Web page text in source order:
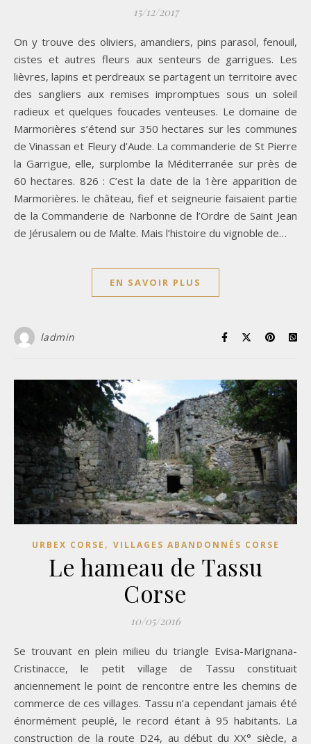
15/12/2017
On y trouve des oliviers, amandiers, pins parasol, fenouil,
cistes et autres fleurs aux senteurs de garrigues. Les
lièvres, lapins et perdreaux se partagent un territoire avec
des sangliers aux remises impromptues sous un soleil
radieux et quelques foucades venteuses. Le domaine de
Marmorières s’étend sur 350 hectares sur les communes
de Vinassan et Fleury d’Aude. La commanderie de St Pierre
la Garrigue, elle, surplombe la Méditerranée sur près de
60 hectares. 826 : C’est la date de la 1ère apparition de
Marmorières. le château, fief et seigneurie faisaient partie
de la Commanderie de Narbonne de l’Ordre de Saint Jean
de Jérusalem ou de Malte. Mais l’histoire du vignoble de…
EN SAVOIR PLUS
ladmin
URBEX CORSE , VILLAGES ABANDONNÉS CORSE
Le hameau de Tassu
Corse
10/05/2016
Se trouvant en plein milieu du triangle Evisa-Marignana-
Cristinacce, le petit village de Tassu constituait
anciennement le point de rencontre entre les chemins de
commerce de ces villages. Tassu n’a cependant jamais été
énormément peuplé, le record étant à 95 habitants. La
construction de la route D24, au début du XX° siècle, a